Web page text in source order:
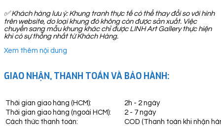
✅Khách hàng lưu ý: Khung tranh thực tế có thể thay đổi so với hình
trên website, do loại khung đó không còn được sản xuất. Việc
chuyển sang mẫu khung khác chỉ được LINH Art Gallery thực hiện
khi có sự thống nhất từ Khách Hàng.
Xem thêm nội dung
GIAO NHẬN, THANH TOÁN VÀ BẢO HÀNH:
Thời gian giao hàng (HCM):
2h - 2 ngày
Thời gian giao hàng (ngoài HCM):
2 - 7 ngày
Cách thức thanh toán:
COD (Thanh toán khi nhận